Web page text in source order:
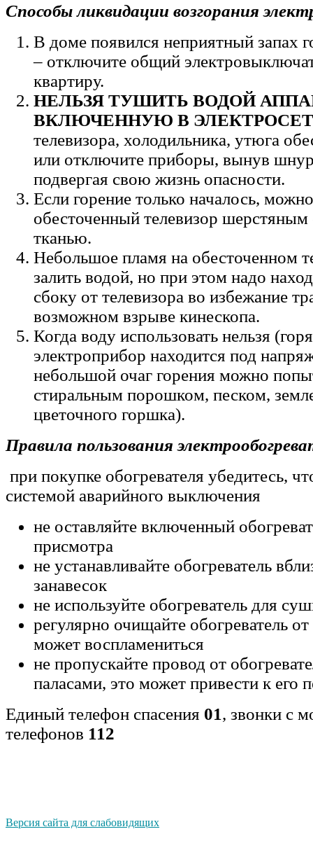
Способы ликвидации возгорания
В доме появился неприятный запах
– отключите общий
квартиру.
НЕЛЬЗЯ ТУШИТЬ ВОДОЙ
ВКЛЮЧЕННУЮ В
телевизора, холодильника, утюга
или отключите приборы, вынув шнур
подвергая свою жизнь опасности.
Если горение только началось,
обесточенный телевизор
тканью.
Небольшое пламя на обесточенном
залить водой, но при этом надо
сбоку от телевизора во избежание
возможном взрыве кинескопа.
Когда воду использовать нельзя
электроприбор находится под
небольшой очаг горения можно
стиральным порошком, песком,
цветочного горшка).
Правила пользования
при покупке обогревателя убедитесь,
системой аварийного выключения
не оставляйте включенный
присмотра
не устанавливайте обогреватель
занавесок
не используйте обогреватель для
регулярно очищайте обогреватель
может воспламениться
не пропускайте провод от
паласами, это может привести к его
Единый телефон спасения 01, звонки с
телефонов 112
Версия сайта для слабовидящих